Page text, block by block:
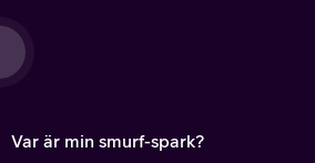
Var är min smurf-spark?